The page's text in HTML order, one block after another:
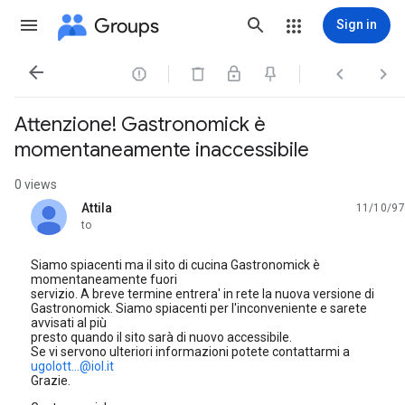
Groups Sign in
   
Attenzione! Gastronomick è
momentaneamente inaccessibile
0 views
Attila
unread,
11/10/97
to
Siamo spiacenti ma il sito di cucina Gastronomick è
momentaneamente fuori
servizio. A breve termine entrera' in rete la nuova versione di
Gastronomick. Siamo spiacenti per l'inconveniente e sarete
avvisati al più
presto quando il sito sarà di nuovo accessibile.
Se vi servono ulteriori informazioni potete contattarmi a
ugolott...@iol.it
Grazie.